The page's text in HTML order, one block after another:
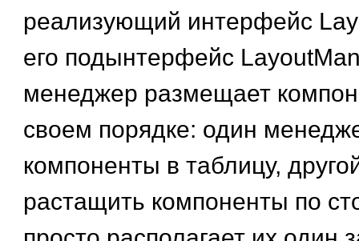
реализующий интерфейс
его подынтерфейс
менеджер размещает
своем порядке: один
компоненты в таблицу,
растащить компоненты по